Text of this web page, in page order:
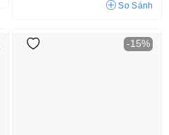
So Sánh
-15%